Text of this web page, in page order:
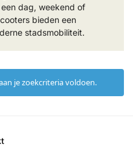
dag, weekend of
bieden een
stadsmobiliteit.
je zoekcriteria voldoen.